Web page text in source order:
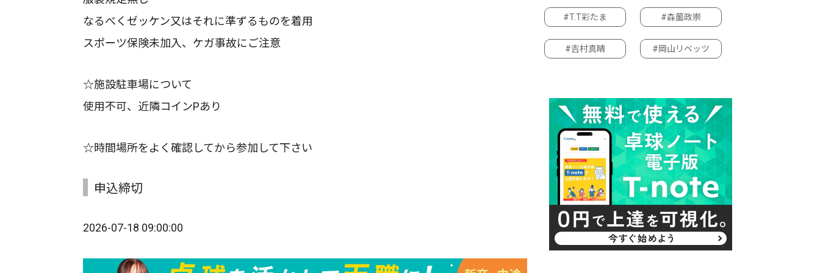
なるべくゼッケン又はそれに準ずるものを着用
スポーツ保険未加入、ケガ事故にご注意
☆施設駐車場について
使用不可、近隣コインPあり
☆時間場所をよく確認してから参加して下さい
申込締切
2026-07-18 09:00:00
#T.T彩たま #森薗政崇
#吉村真晴 #岡山リベッツ